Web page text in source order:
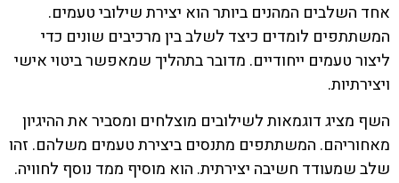
אחד השלבים המהנים ביותר הוא יצירת שילובי טעמים.
המשתתפים לומדים כיצד לשלב בין מרכיבים שונים כדי
ליצור טעמים ייחודיים. מדובר בתהליך שמאפשר ביטוי אישי
ויצירתיות.
השף מציג דוגמאות לשילובים מוצלחים ומסביר את ההיגיון
מאחוריהם. המשתתפים מתנסים ביצירת טעמים משלהם. זהו
שלב שמעודד חשיבה יצירתית. הוא מוסיף ממד נוסף לחוויה.